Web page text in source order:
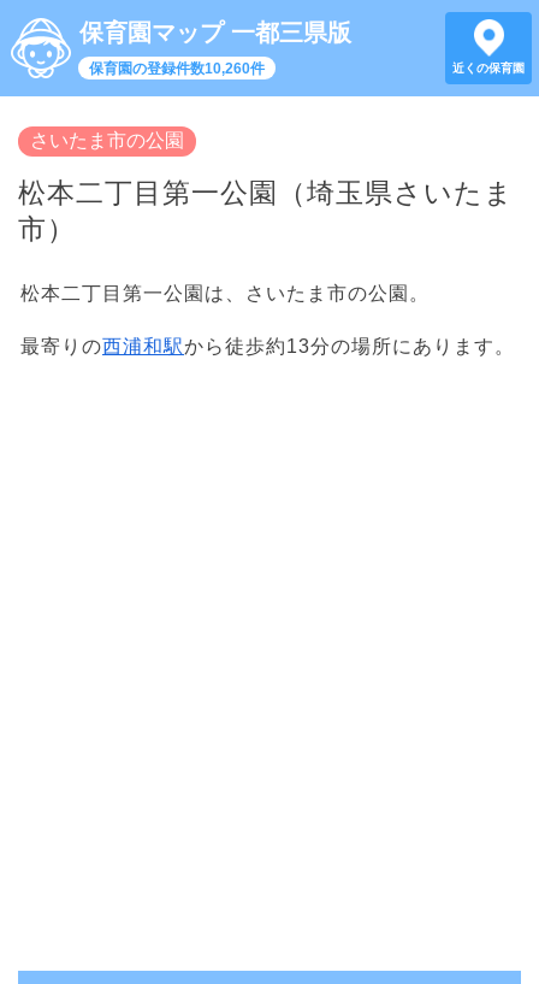
保育園マップ 一都三県版
保育園の登録件数10,260件 近くの保育園
さいたま市の公園
松本二丁目第一公園（埼玉県さいたま
市）
松本二丁目第一公園は、さいたま市の公園。
最寄りの西浦和駅から徒歩約13分の場所にあります。